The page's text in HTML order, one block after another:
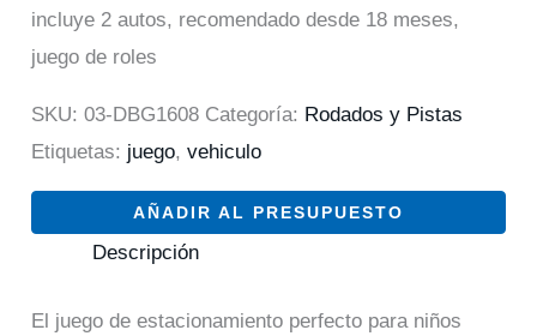
incluye 2 autos, recomendado desde 18 meses,
juego de roles
SKU:03-DBG1608 Categoría: Rodados y Pistas
Etiquetas: juego,vehiculo
AÑADIR AL PRESUPUESTO
Descripción
El juego de estacionamiento perfecto para niños